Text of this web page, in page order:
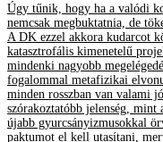
Úgy tűnik, hogy ha a valódi
nemcsak megbuktatnia, de
A DK ezzel akkora kudarcot
katasztrofális kimenetelű
mindenki nagyobb
fogalommal metafizikai
minden rosszban van valami
szórakoztatóbb jelenség, mint
újabb gyurcsányizmusokkal
paktumot el kell utasítani,